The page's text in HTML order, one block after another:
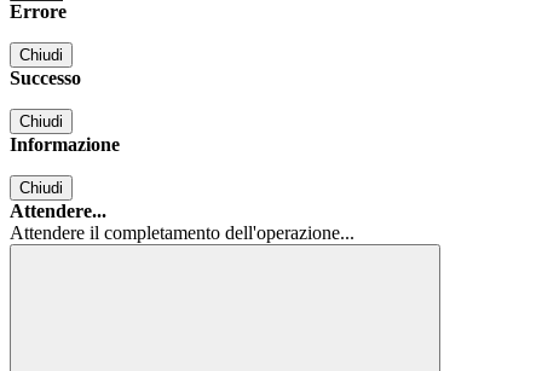
Errore
Chiudi
Successo
Chiudi
Informazione
Chiudi
Attendere...
Attendere il completamento dell'operazione...